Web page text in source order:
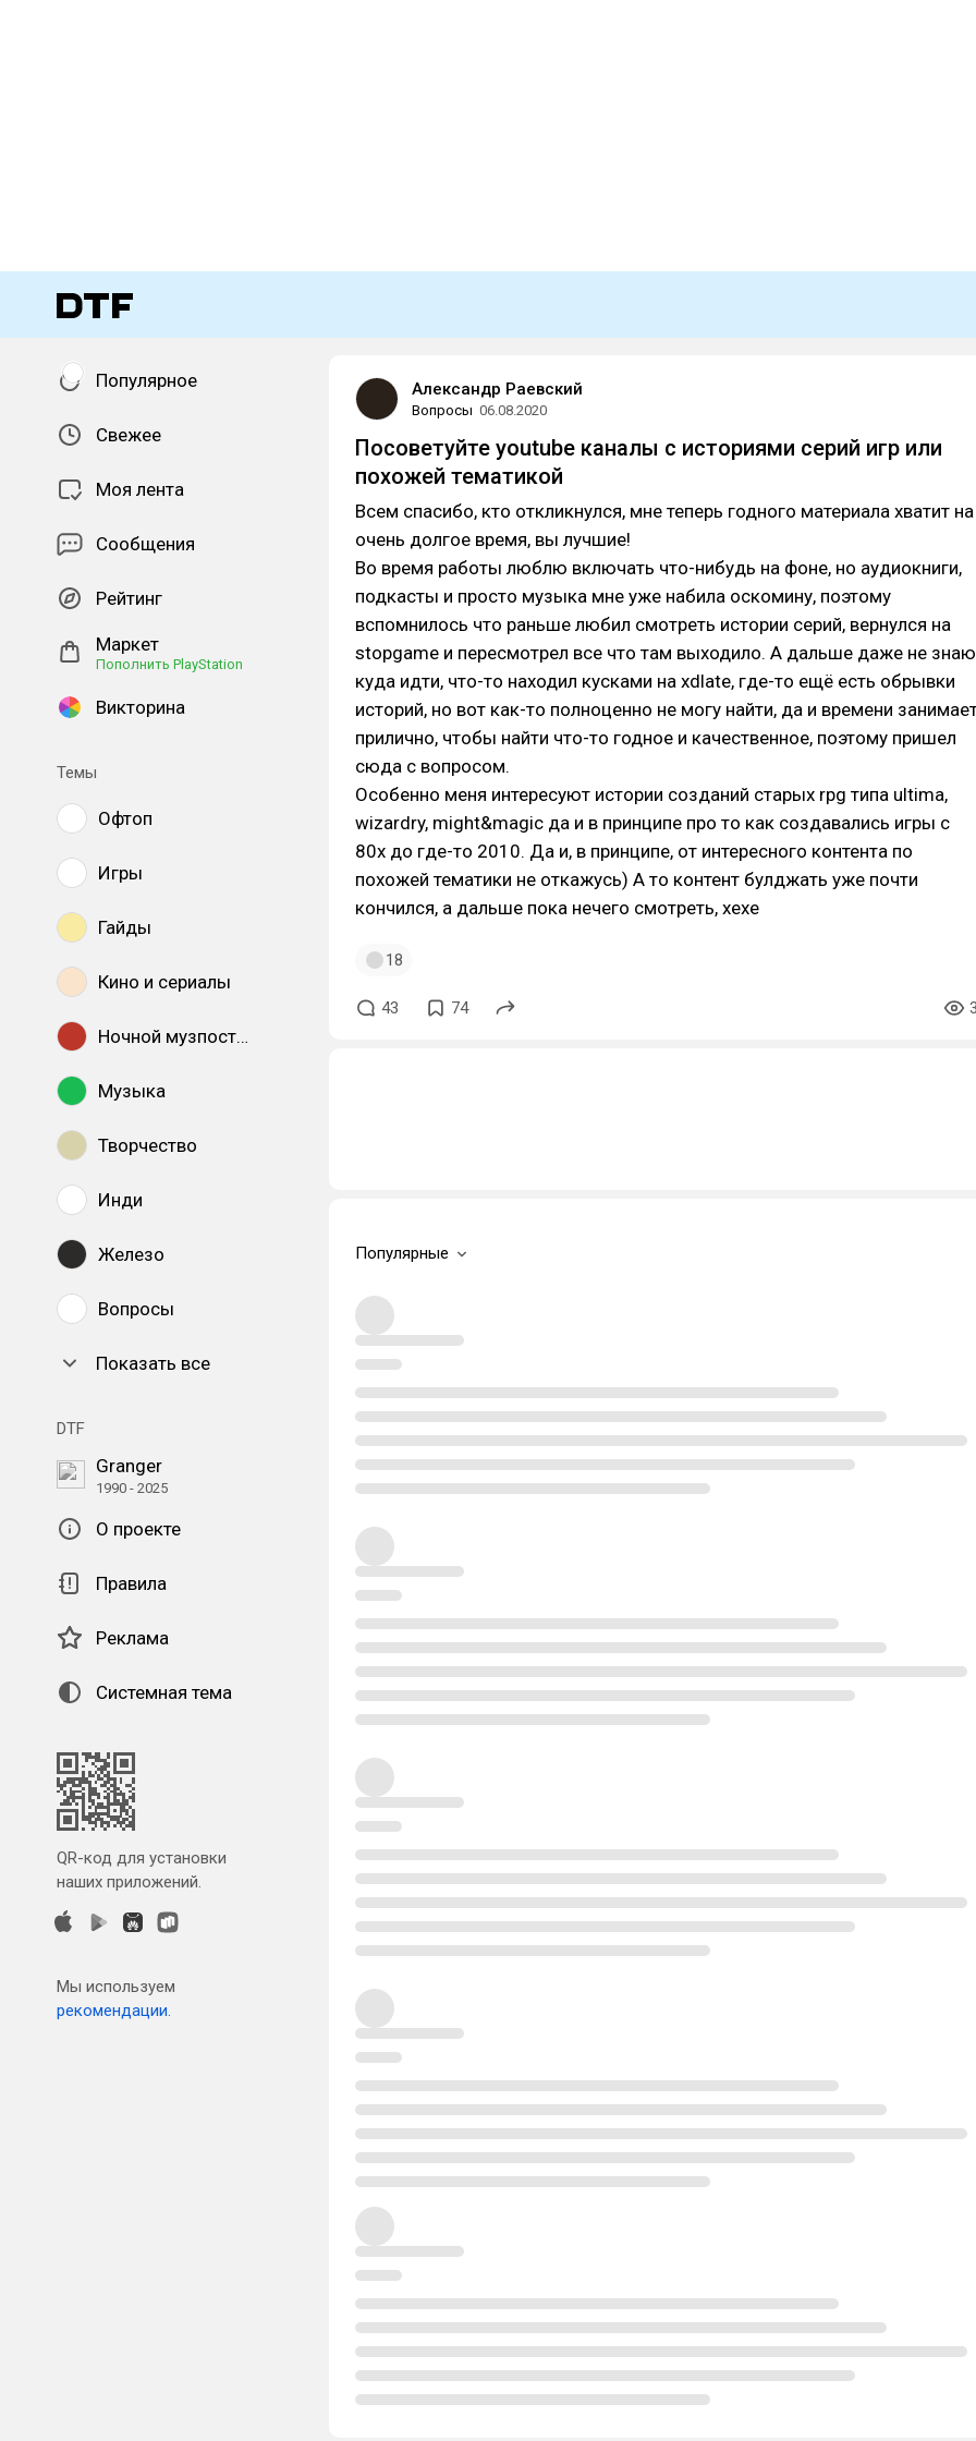
Популярное
Свежее
Моя лента
Сообщения
Рейтинг
Маркет
Пополнить PlayStation
Викторина
Темы
Офтоп
Игры
Гайды
Кино и сериалы
Ночной музпостинг
Музыка
Творчество
Инди
Железо
Вопросы
Показать все
DTF
Granger
1990 - 2025
О проекте
Правила
Реклама
Системная тема
QR-код для установки
наших приложений.
Мы используем
рекомендации.
Александр Раевский
Вопросы 06.08.2020
Посоветуйте youtube каналы с историями серий игр или
похожей тематикой
Всем спасибо, кто откликнулся, мне теперь годного материала хватит на
очень долгое время, вы лучшие!
Во время работы люблю включать что-нибудь на фоне, но аудиокниги,
подкасты и просто музыка мне уже набила оскомину, поэтому
вспомнилось что раньше любил смотреть истории серий, вернулся на
stopgame и пересмотрел все что там выходило. А дальше даже не знаю
куда идти, что-то находил кусками на xdlate, где-то ещё есть обрывки
историй, но вот как-то полноценно не могу найти, да и времени
прилично, чтобы найти что-то годное и качественное, поэтому пришел
сюда с вопросом.
Особенно меня интересуют истории созданий старых rpg типа ultima,
wizardry, might&magic да и в принципе про то как создавались игры с
80х до где-то 2010. Да и, в принципе, от интересного контента по
похожей тематики не откажусь) А то контент булджать уже почти
кончился, а дальше пока нечего смотреть, хехе
18
43 74
Популярные